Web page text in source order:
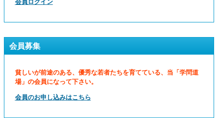
会員ログイン
会員募集
貧しいが前途のある、優秀な若者たちを育てている、当「学問道
場」の会員になって下さい。
会員のお申し込みはこちら